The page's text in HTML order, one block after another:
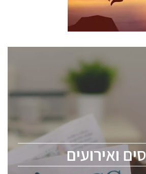
ואירועים
ואירועים
הסמיקונדקטור כולל מהנדסים,
ChipEx2026 will be held on May